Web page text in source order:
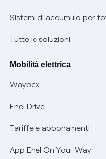
Informazioni
Condizioni generali di
Informativa RAEE
Informativa Privacy AI
Certificazioni
Nuove regole europee per
Offerte Placet non
Offerta Tutela Vulnerabilità
Mobilità Elettrica
Phishing e truffe online
Verifica chi ti ha chiamato
Sistemi di accumulo per
Tutte le soluzioni
Mobilità elettrica
Waybox
Enel Drive
Tariffe e abbonamenti
App Enel On Your Way